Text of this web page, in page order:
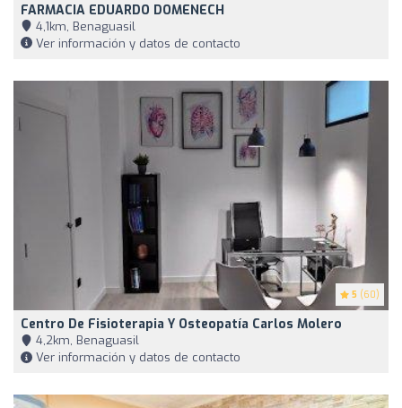
FARMACIA EDUARDO DOMENECH
4,1km, Benaguasil
Ver información y datos de contacto
5 (60)
Centro De Fisioterapia Y Osteopatía Carlos Molero
4,2km, Benaguasil
Ver información y datos de contacto